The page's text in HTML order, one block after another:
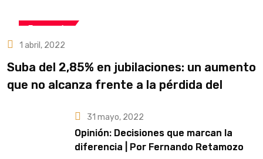
Economía
1 abril, 2022
Suba del 2,85% en jubilaciones: un aumento
que no alcanza frente a la pérdida del
31 mayo, 2022
Opinión: Decisiones que marcan la
diferencia | Por Fernando Retamozo